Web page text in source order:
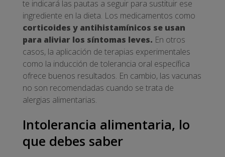
te indicará las pautas a seguir para sustituir ese
ingrediente en la dieta. Los medicamentos como
corticoides y antihistamínicos se usan
para aliviar los síntomas leves. En otros
casos, la aplicación de terapias experimentales
como la inducción de tolerancia oral específica
ofrece buenos resultados. En cambio, las vacunas
no son recomendadas cuando se trata de
alergias alimentarias.
Intolerancia alimentaria, lo
que debes saber